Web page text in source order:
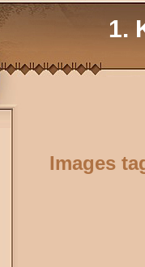
1.
Images